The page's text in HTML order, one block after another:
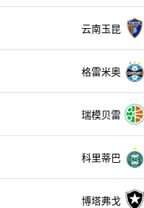
云南玉昆
格雷米奥
瑞模贝雷
科里蒂巴
博塔弗戈